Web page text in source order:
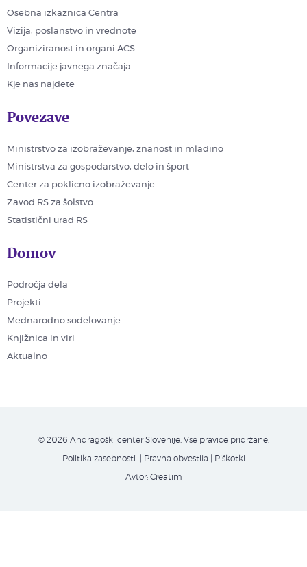
Osebna izkaznica Centra
Vizija, poslanstvo in vrednote
Organiziranost in organi ACS
Informacije javnega značaja
Kje nas najdete
Povezave
Ministrstvo za izobraževanje, znanost in mladino
Ministrstva za gospodarstvo, delo in šport
Center za poklicno izobraževanje
Zavod RS za šolstvo
Statistični urad RS
Domov
Področja dela
Projekti
Mednarodno sodelovanje
Knjižnica in viri
Aktualno
© 2026 Andragoški center Slovenije. Vse pravice pridržane.
Politika zasebnosti | Pravna obvestila Piškotki
Avtor: Creatim